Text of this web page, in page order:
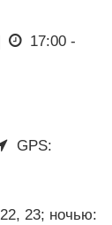
17:00 -
GPS:
23; ночью: